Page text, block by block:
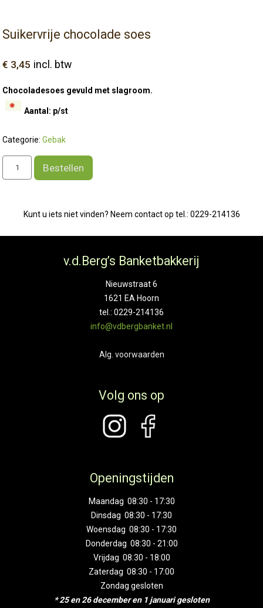
Suikervrije chocolade soes
€ 3,45 incl. btw
Chocoladesoes gevuld met slagroom.
Aantal: p/st
Categorie:Gebak
Suikervrije
chocolade
Bestellen
Kunt u iets niet vinden? Neem contact op tel.: 0229-214136
v.d.Berg’s Banketbakkerij
Nieuwstraat 6
1621 EA Hoorn
tel.: 0229-214136
info@vdbergbanket.nl
Alg. voorwaarden
Volg ons op
Openingstijden
Maandag 08:30 - 17:30
Dinsdag 08:30 - 17:30
Woensdag 08:30 - 17:30
Donderdag 08:30 - 21:00
Vrijdag 08:30 - 18:00
Zaterdag 08:30 - 17:00
Zondag gesloten
* 25 en 26 december en 1 januari gesloten